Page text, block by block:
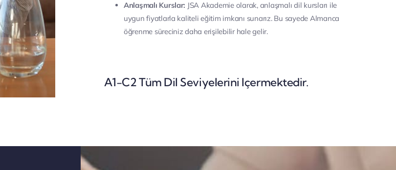
Anlaşmalı Kurslar: JSA Akademie olarak, anlaşmalı dil kursları ile
uygun fiyatlarla kaliteli eğitim imkanı sunarız. Bu sayede Almanca
öğrenme süreciniz daha erişilebilir hale gelir.
A1-C2 Tüm Dil Seviyelerini Içermektedir.